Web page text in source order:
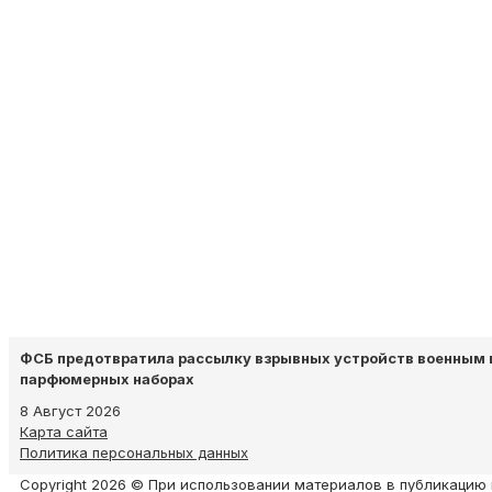
ФСБ предотвратила рассылку взрывных устройств военным
парфюмерных наборах
8 Август 2026
Карта сайта
Политика персональных данных
Copyright 2026 © При использовании материалов в